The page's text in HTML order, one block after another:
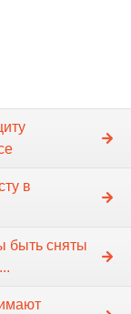
в
быть сняты